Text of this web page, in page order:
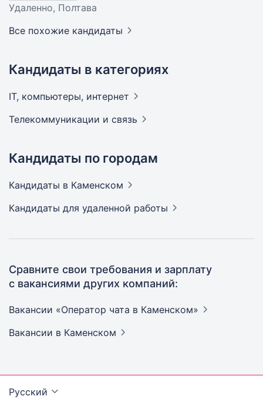
Удаленно, Полтава
Все похожие кандидаты
Кандидаты в категориях
IT, компьютеры, интернет
Телекоммуникации и связь
Кандидаты по городам
Кандидаты в Каменском
Кандидаты для удаленной работы
Сравните свои требования и зарплату
с вакансиями других компаний:
Вакансии «Оператор чата в Каменском»
Вакансии в Каменском
Русский